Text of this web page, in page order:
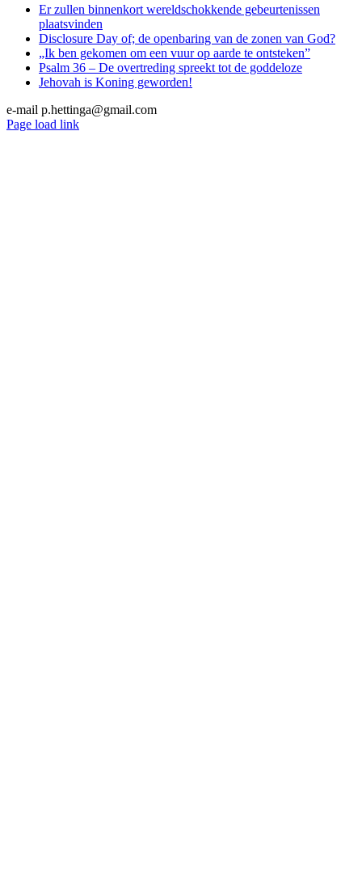
JULLIE
DOEN
ALS
HET
EINDE
KOMT?
Er zullen binnenkort wereldschokkende gebeurtenissen
plaatsvinden
Disclosure Day of; de openbaring van de zonen van God?
„Ik ben gekomen om een vuur op aarde te ontsteken”
Psalm 36 – De overtreding spreekt tot de goddeloze
Jehovah is Koning geworden!
e-mail p.hettinga@gmail.com
X
YouTube
Blogger
Facebook
Instagram
SoundCloud
Email
Page load link